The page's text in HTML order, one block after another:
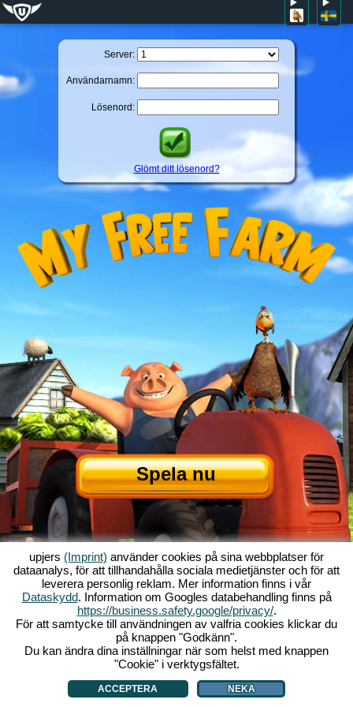
Server:
Användarnamn:
Lösenord:
Glömt ditt lösenord?
Spela nu
Om My Free Farm|Historien bakom webbläsarenspelet|Funktionerna|
GTC Kontakt/Credits|Datasäkerhetspolicy|Regler|Forum| Support|
Google Play|App Store|Webbläsarspel - upjers.com
|Hantera Cookies
upjers (Imprint) använder cookies på sina webbplatser för
dataanalys, för att tillhandahålla sociala medietjänster och för att
leverera personlig reklam. Mer information finns i vår
Dataskydd. Information om Googles databehandling finns på
https://business.safety.google/privacy/.
För att samtycke till användningen av valfria cookies klickar du
på knappen "Godkänn".
Du kan ändra dina inställningar när som helst med knappen
"Cookie" i verktygsfältet.
ACCEPTERA NEKA